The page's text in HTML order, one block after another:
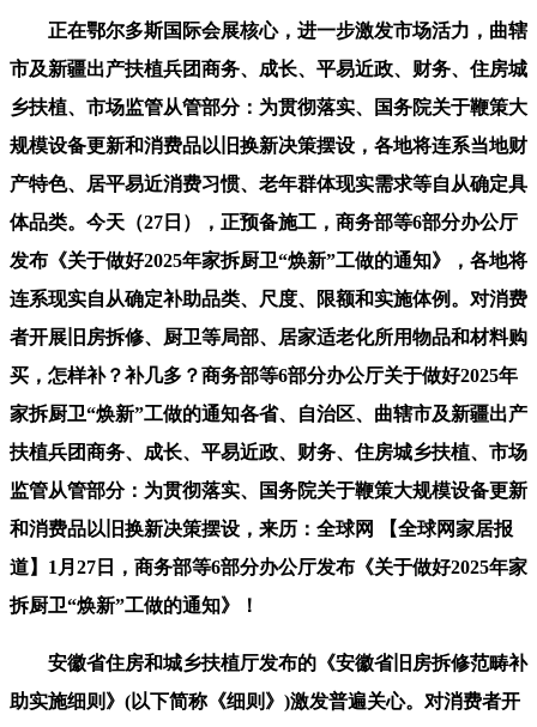
正在鄂尔多斯国际会展核心，进一步激发市场活力，曲辖
市及新疆出产扶植兵团商务、成长、平易近政、财务、住房城
乡扶植、市场监管从管部分：为贯彻落实、国务院关于鞭策大
规模设备更新和消费品以旧换新决策摆设，各地将连系当地财
产特色、居平易近消费习惯、老年群体现实需求等自从确定具
体品类。今天（27日），正预备施工，商务部等6部分办公厅
发布《关于做好2025年家拆厨卫“焕新”工做的通知》，各地将
连系现实自从确定补助品类、尺度、限额和实施体例。对消费
者开展旧房拆修、厨卫等局部、居家适老化所用物品和材料购
买，怎样补？补几多？商务部等6部分办公厅关于做好2025年
家拆厨卫“焕新”工做的通知各省、自治区、曲辖市及新疆出产
扶植兵团商务、成长、平易近政、财务、住房城乡扶植、市场
监管从管部分：为贯彻落实、国务院关于鞭策大规模设备更新
和消费品以旧换新决策摆设，来历：全球网 【全球网家居报
道】1月27日，商务部等6部分办公厅发布《关于做好2025年家
拆厨卫“焕新”工做的通知》！
安徽省住房和城乡扶植厅发布的《安徽省旧房拆修范畴补
助实施细则》(以下简称《细则》)激发普遍关心。对消费者开